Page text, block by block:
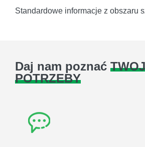
Standardowe informacje z obszaru
Daj nam poznać
POTRZEBY